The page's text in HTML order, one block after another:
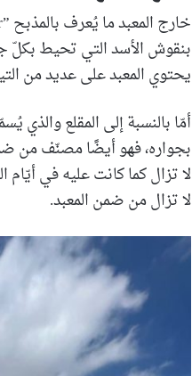
بنقوش الأسد التي تحيط بكلّ
يحتوي المعبد على عديد من
أمّا بالنسبة إلى المقلع والذي
بجواره، فهو أيضًا مصنّف من ضمن
لا تزال من ضمن المعبد.